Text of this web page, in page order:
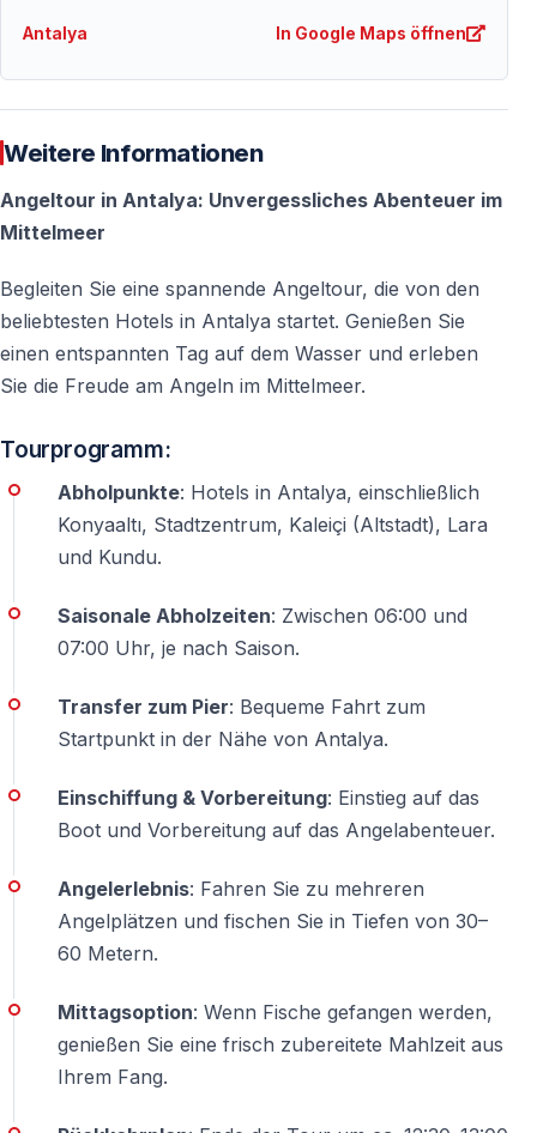
— Familien und Paare
— Urlauber, die eine ruhige Alternative zu klassischen
Ausflügen suchen
Wichtige Hinweise
⚠️ Die Tour beginnt
⚠️ Eigene Angelausrüstung und Köder können
⚠️ Der Fangerfolg hängt von Wetter- und
Meeresbedingungen ab
Häufig gestellte Fragen
Benötige ich Angelerfahrung?
Nein. Die Tour ist für
Ist eine Angellizenz erforderlich?
Touristen benötigen keine Angellizenz
Was ist im Preis enthalten?
Boot, Angelausrüstung, Köder und Betreuung durch
erfahrene Kapitäne.
Kann ich meine eigene Ausrüstung mitbringen?
Wie lange dauert die Angeltour?
, abhängig von den Bedingungen auf
See.
Antalya In Google Maps öffnen
Weitere Informationen
Angeltour in Antalya: Unvergessliches Abenteuer im
Mittelmeer
Begleiten Sie eine spannende Angeltour, die von den
beliebtesten Hotels in Antalya startet. Genießen Sie
einen entspannten Tag auf dem Wasser und erleben
Sie die Freude am Angeln im Mittelmeer.
Tourprogramm:
Abholpunkte: Hotels in Antalya, einschließlich
Konyaaltı, Stadtzentrum, Kaleiçi (Altstadt), Lara
und Kundu.
Saisonale Abholzeiten: Zwischen 06:00 und
07:00 Uhr, je nach Saison.
Transfer zum Pier: Bequeme Fahrt zum
Startpunkt in der Nähe von Antalya.
Einschiffung & Vorbereitung: Einstieg auf das
Boot und Vorbereitung auf das Angelabenteuer.
Angelerlebnis: Fahren Sie zu mehreren
Angelplätzen und fischen Sie in Tiefen von 30–
60 Metern.
Mittagsoption: Wenn Fische gefangen werden,
genießen Sie eine frisch zubereitete Mahlzeit aus
Ihrem Fang.